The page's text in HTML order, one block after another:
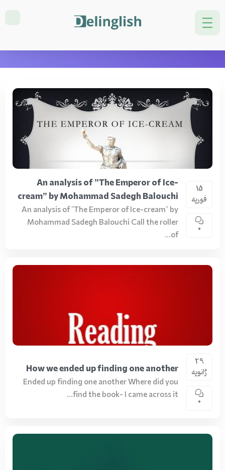
دسته بندی: blog
15
فوریه
0
An analysis of “The Emperor of Ice-
cream” by Mohammad Sadegh Balouchi
An analysis of "The Emperor of Ice-cream" by
Mohammad Sadegh Balouchi Call the roller
of...
29
ژانویه
0
How we ended up finding one another
Ended up finding one another Where did you
find the book- I came across it...